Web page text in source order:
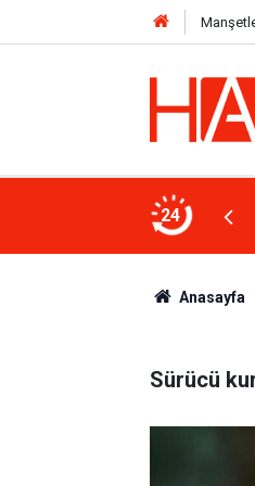
24
Hakan Fidan’ı Murat Aygen
Anasayfa
Sürücü